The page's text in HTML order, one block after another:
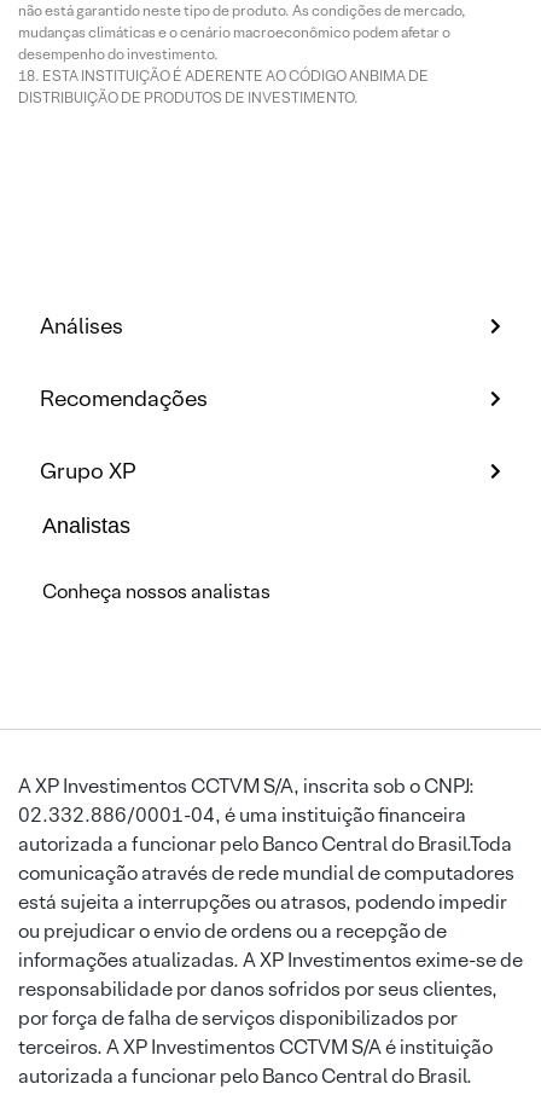
não está garantido neste tipo de produto. As condições de mercado,
mudanças climáticas e o cenário macroeconômico podem afetar o
desempenho do investimento.
ESTA INSTITUIÇÃO É ADERENTE AO CÓDIGO ANBIMA DE
DISTRIBUIÇÃO DE PRODUTOS DE INVESTIMENTO.
Análises
Recomendações
Grupo XP
Analistas
Conheça nossos analistas
A XP Investimentos CCTVM S/A, inscrita sob o CNPJ:
02.332.886/0001-04, é uma instituição financeira
autorizada a funcionar pelo Banco Central do Brasil.Toda
comunicação através de rede mundial de computadores
está sujeita a interrupções ou atrasos, podendo impedir
ou prejudicar o envio de ordens ou a recepção de
informações atualizadas. A XP Investimentos exime-se de
responsabilidade por danos sofridos por seus clientes,
por força de falha de serviços disponibilizados por
terceiros. A XP Investimentos CCTVM S/A é instituição
autorizada a funcionar pelo Banco Central do Brasil.